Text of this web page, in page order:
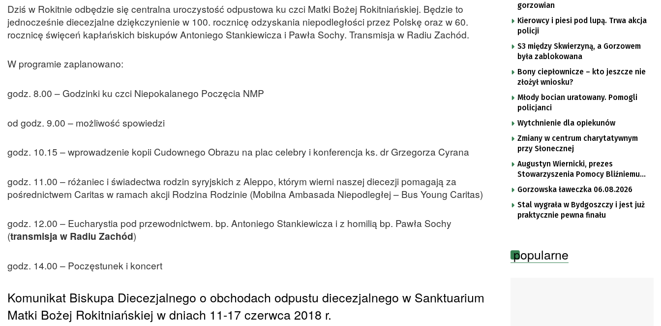
Dziś w Rokitnie odbędzie się centralna uroczystość odpustowa ku czci Matki Bożej Rokitniańskiej. Będzie to
jednocześnie diecezjalne dziękczynienie w 100. rocznicę odzyskania niepodległości przez Polskę oraz w 60.
rocznicę święceń kapłańskich biskupów Antoniego Stankiewicza i Pawła Sochy. Transmisja w Radiu Zachód.
W programie zaplanowano:
godz. 8.00 – Godzinki ku czci Niepokalanego Poczęcia NMP
od godz. 9.00 – możliwość spowiedzi
godz. 10.15 – wprowadzenie kopii Cudownego Obrazu na plac celebry i konferencja ks. dr Grzegorza Cyrana
godz. 11.00 – różaniec i świadectwa rodzin syryjskich z Aleppo, którym wierni naszej diecezji pomagają za
pośrednictwem Caritas w ramach akcji Rodzina Rodzinie (Mobilna Ambasada Niepodległej – Bus Young Caritas)
godz. 12.00 – Eucharystia pod przewodnictwem. bp. Antoniego Stankiewicza i z homilią bp. Pawła Sochy
(transmisja w Radiu Zachód)
godz. 14.00 – Poczęstunek i koncert
Komunikat Biskupa Diecezjalnego o obchodach odpustu diecezjalnego w Sanktuarium
Matki Bożej Rokitniańskiej w dniach 11-17 czerwca 2018 r.
gorzowian
Kierowcy i piesi pod lupą. Trwa akcja
policji
S3 między Skwierzyną, a Gorzowem
była zablokowana
Bony ciepłownicze – kto jeszcze nie
złożył wniosku?
Młody bocian uratowany. Pomogli
policjanci
Wytchnienie dla opiekunów
Zmiany w centrum charytatywnym
przy Słonecznej
Augustyn Wiernicki, prezes
Stowarzyszenia Pomocy Bliźniemu
im. Brata Krystyna
Gorzowska ławeczka 06.08.2026
Stal wygrała w Bydgoszczy i jest już
praktycznie pewna finału
popularne